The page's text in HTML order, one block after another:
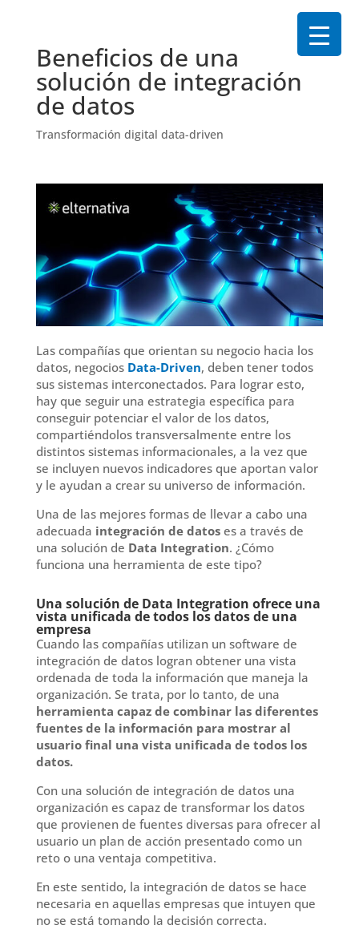
Beneficios de una
solución de integración
de datos
Transformación digital data-driven
Las compañías que orientan su negocio hacia los
datos, negocios Data-Driven, deben tener todos
sus sistemas interconectados. Para lograr esto,
hay que seguir una estrategia específica para
conseguir potenciar el valor de los datos,
compartiéndolos transversalmente entre los
distintos sistemas informacionales, a la vez que
se incluyen nuevos indicadores que aportan valor
y le ayudan a crear su universo de información.
Una de las mejores formas de llevar a cabo una
adecuada integración de datoses a través de
una solución de Data Integration. ¿Cómo
funciona una herramienta de este tipo?
Una solución de Data Integration ofrece una
vista unificada de todos los datos de una
empresa
Cuando las compañías utilizan un software de
integración de datos logran obtener una vista
ordenada de toda la información que maneja la
organización. Se trata, por lo tanto, de una
herramienta capaz de combinar las diferentes
fuentes de la información para mostrar al
usuario final una vista unificada de todos los
datos.
Con una solución de integración de datos una
organización es capaz de transformar los datos
que provienen de fuentes diversas para ofrecer al
usuario un plan de acción presentado como un
reto o una ventaja competitiva.
En este sentido, la integración de datos se hace
necesaria en aquellas empresas que intuyen que
no se está tomando la decisión correcta.